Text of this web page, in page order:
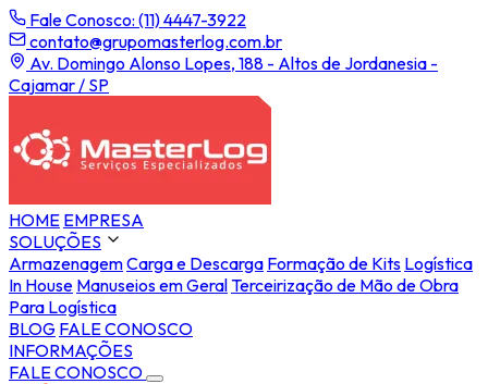
Fale Conosco: (11) 4447-3922
contato@grupomasterlog.com.br
Av. Domingo Alonso Lopes, 188 - Altos de Jordanesia -
Cajamar / SP
HOME EMPRESA
SOLUÇÕES
ArmazenagemCarga e Descarga Formação de Kits Logística
In House Manuseios em GeralTerceirização de Mão de Obra
Para Logística
BLOG FALE CONOSCO
INFORMAÇÕES
FALE CONOSCO